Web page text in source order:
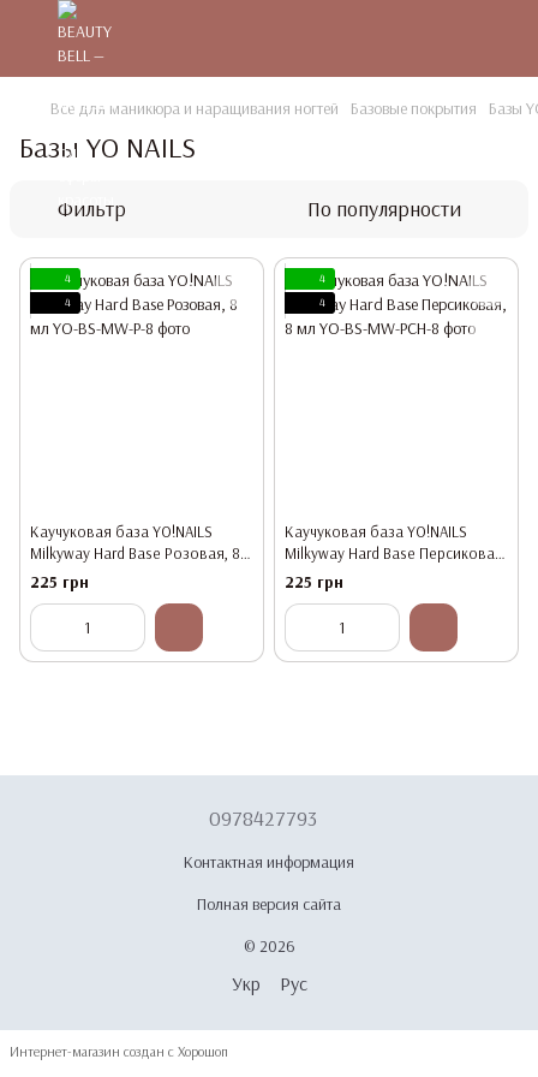
Все для маникюра и наращивания ногтей Базовые покрытия Базы
Базы YO NAILS
Фильтр По популярности
4
4
Каучуковая база YO!NAILS
Milkyway Hard Base Розовая, 8
мл
225 грн
4
4
Каучуковая база YO!NAILS
Milkyway Hard Base Персиковая,
8 мл
225 грн
0978427793
Контактная информация
Полная версия сайта
© 2026
Укр Рус
Интернет-магазин создан с Хорошоп